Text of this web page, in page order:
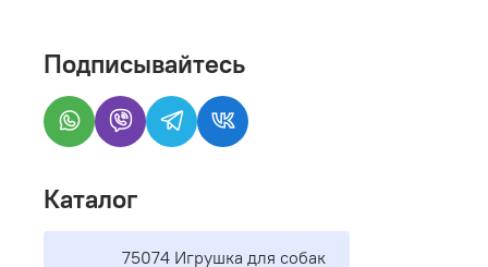
Подписывайтесь
Каталог
75074 Игрушка для собак